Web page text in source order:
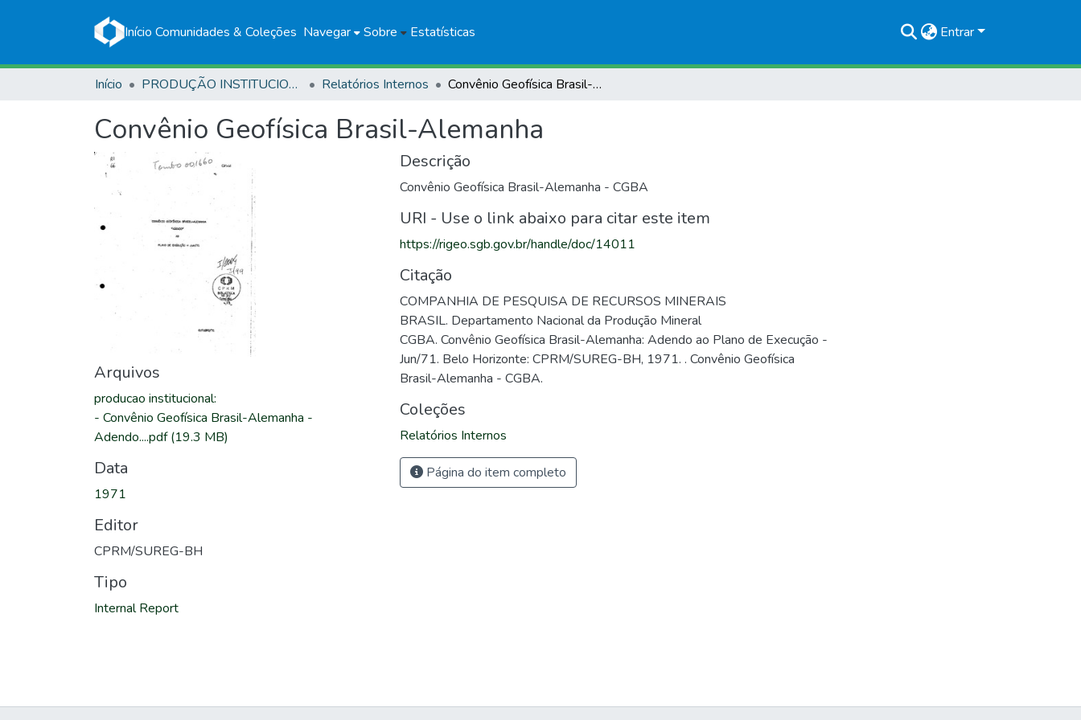
Início Comunidades & Coleções Navegar Sobre Estatísticas Entrar
Início PRODUÇÃO INSTITUCIONAL Relatórios Internos Convênio Geofísica Brasil-Alemanha
Convênio Geofísica Brasil-Alemanha
Arquivos
producao institucional:
- Convênio Geofísica Brasil-Alemanha -
Adendo....pdf(19.3 MB)
Data
1971
Editor
CPRM/SUREG-BH
Tipo
Internal Report
Descrição
Convênio Geofísica Brasil-Alemanha - CGBA
URI - Use o link abaixo para citar este item
https://rigeo.sgb.gov.br/handle/doc/14011
Citação
COMPANHIA DE PESQUISA DE RECURSOS MINERAIS
BRASIL. Departamento Nacional da Produção Mineral
CGBA. Convênio Geofísica Brasil-Alemanha: Adendo ao Plano de Execução -
Jun/71. Belo Horizonte: CPRM/SUREG-BH, 1971. . Convênio Geofísica
Brasil-Alemanha - CGBA.
Coleções
Relatórios Internos
Página do item completo